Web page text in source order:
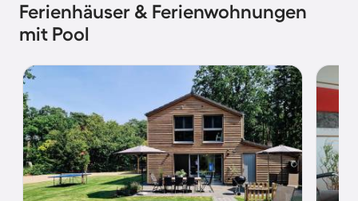
Ferienhäuser & Ferienwohnungen
mit Pool